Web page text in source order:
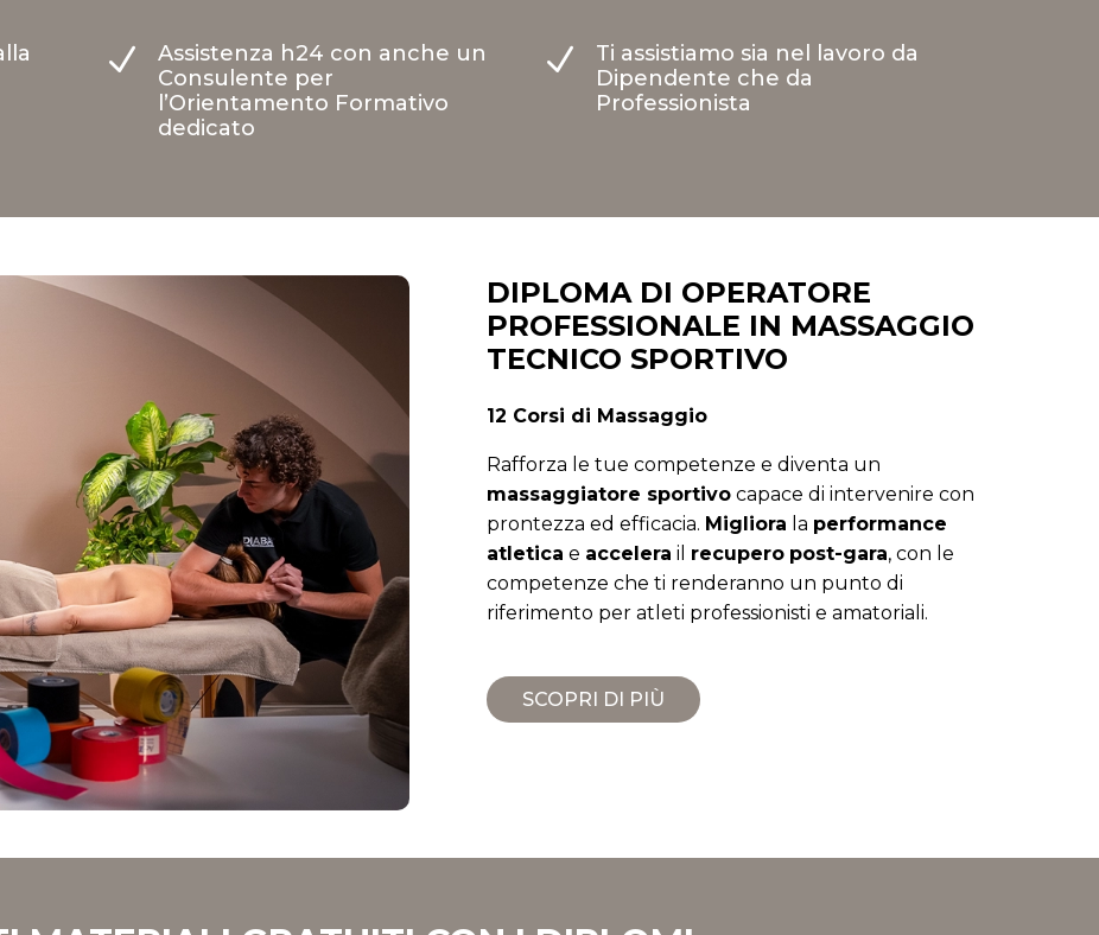
N
Assistenza h24 con anche un
Consulente per
l’Orientamento Formativo
dedicato
N
Ti assistiamo sia nel lavoro da
Dipendente che da
Professionista
DIPLOMA DI OPERATORE
PROFESSIONALE IN MASSAGGIO
TECNICO SPORTIVO
12 Corsi di Massaggio
Rafforza le tue competenze e diventa un
massaggiatore sportivocapace di intervenire con
prontezza ed efficacia. Migliora la performance
atletica e accelera il recupero post-gara, con le
competenze che ti renderanno un punto di
riferimento per atleti professionisti e amatoriali.
SCOPRI DI PIÙ